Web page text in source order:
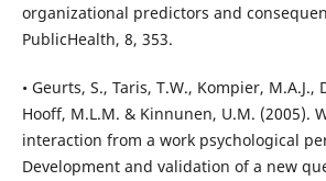
organizational predictors and
PublicHealth, 8, 353.
• Geurts, S., Taris, T.W., Kompier, M.A.J.,
Hooff, M.L.M. & Kinnunen, U.M. (2005).
interaction from a work psychological
Development and validation of a new